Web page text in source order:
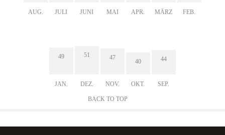
AUG. JULI JUNI MAI APR. MÄRZ FEB.
49
JAN.
51
DEZ.
47
NOV.
40
OKT.
44
SEP.
BACK TO TOP